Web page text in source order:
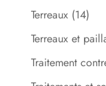
Terreaux (14)
Terreaux et
Traitement